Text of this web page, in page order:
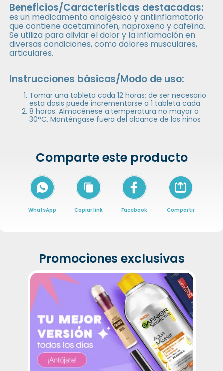
Beneficios/Características destacadas:
es un medicamento analgésico y antiinflamatorio
que contiene acetaminofen, naproxeno y cafeína.
Se utiliza para aliviar el dolor y la inflamación en
diversas condiciones, como dolores musculares,
articulares.
Instrucciones básicas/Modo de uso:
Tomar una tableta cada 12 horas; de ser necesario
esta dosis puede incrementarse a 1 tableta cada
8 horas. Almacénese a temperatura no mayor a
30°C. Manténgase fuera del alcance de los niños
Comparte este producto
WhatsApp Copiar link Facebook
Icon of arrow-
Compartir
Promociones exclusivas